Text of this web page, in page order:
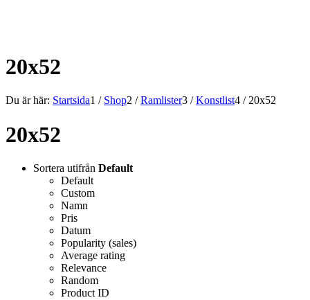
20x52
Du är här: Startsida1 / Shop2 / Ramlister3 / Konstlist4 / 20x52
20x52
Sortera utifrån Default
Default
Custom
Namn
Pris
Datum
Popularity (sales)
Average rating
Relevance
Random
Product ID